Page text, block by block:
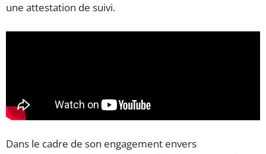
une attestation de suivi.
Dans le cadre de son engagement envers